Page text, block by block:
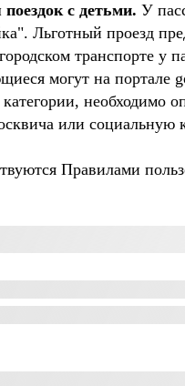
с детьми. У
Льготный проезд
транспорте у
могут на портале
необходимо
или социальную
Правилами